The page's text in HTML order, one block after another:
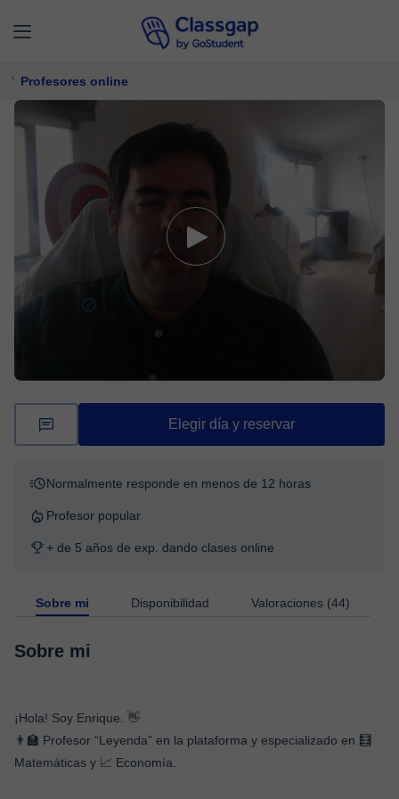
Profesores online
Enrique
Elegir día y reservar
Normalmente responde en menos de 12 horas
Profesor popular
+ de 5 años de exp. dando clases online
Sobre mi Disponibilidad Valoraciones (44)
Sobre mi
¡Hola! Soy Enrique. 👋
👨‍🏫 Profesor “Leyenda” en la plataforma y especializado en 🧮
Matemáticas y 📈 Economía.